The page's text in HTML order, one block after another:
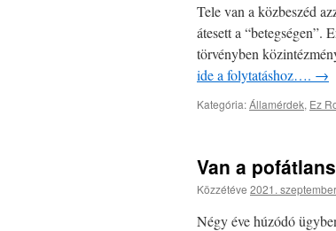
Tele van a közbeszéd
átesett a “betegségen”.
törvényben
ide a folytatáshoz…. →
Kategória:Államérdek, Ez
Van a
Közzétéve 2021.
Négy éve húzódó